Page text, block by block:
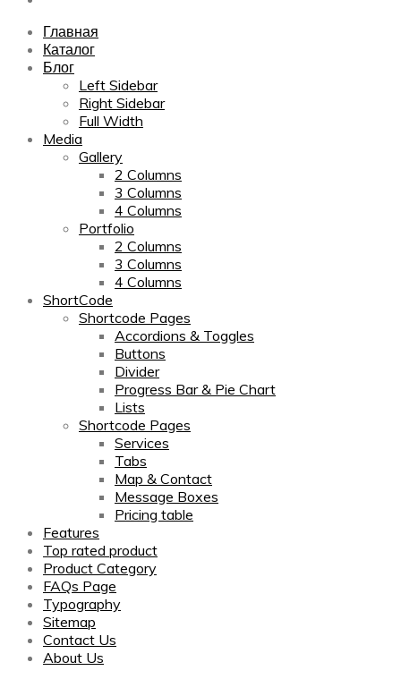
Главная
Каталог
Блог
Left Sidebar
Right Sidebar
Full Width
Media
Gallery
2 Columns
3 Columns
4 Columns
Portfolio
2 Columns
3 Columns
4 Columns
ShortCode
Shortcode Pages
Accordions & Toggles
Buttons
Divider
Progress Bar & Pie Chart
Lists
Shortcode Pages
Services
Tabs
Map & Contact
Message Boxes
Pricing table
Features
Top rated product
Product Category
FAQs Page
Typography
Sitemap
Contact Us
About Us